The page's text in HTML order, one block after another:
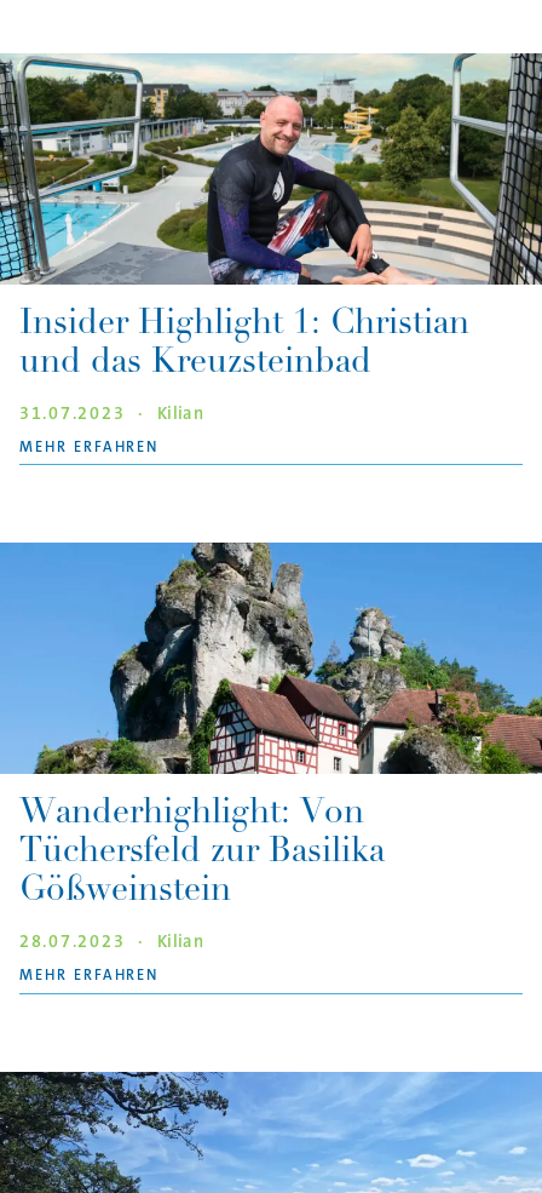
Insider Highlight 1: Christian
und das Kreuzsteinbad
31.07.2023 · Kilian
MEHR ERFAHREN
Wanderhighlight: Von
Tüchersfeld zur Basilika
Gößweinstein
28.07.2023 · Kilian
MEHR ERFAHREN